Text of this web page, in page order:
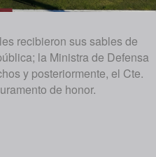
recibieron sus sables de
la Ministra de Defensa
y posteriormente, el Cte.
de honor.